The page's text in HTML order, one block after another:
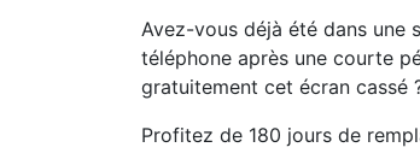
Avez-vous déjà été dans une
téléphone après une courte
gratuitement cet écran cassé
Profitez de 180 jours de